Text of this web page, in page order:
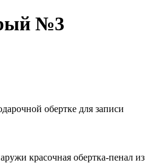
№3
обертке для записи
красочная обертка-пенал из